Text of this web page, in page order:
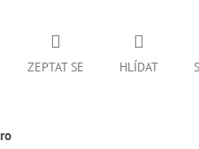
ZEPTAT SE HLÍDAT